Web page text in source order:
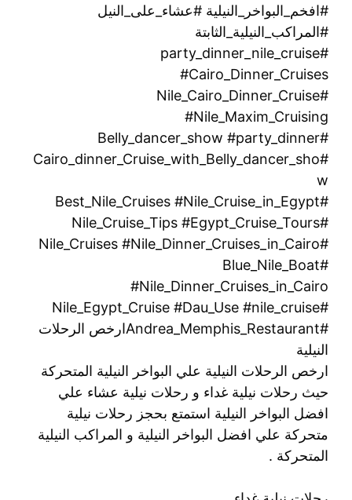
#افخم_البواخر_النيلية #عشاء_على_النيل
#المراكب_النيلية_الثابتة
#party_dinner_nile_cruise
#Cairo_Dinner_Cruises
#Nile_Cairo_Dinner_Cruise
#Nile_Maxim_Cruising
#Belly_dancer_show #party_dinner
#Cairo_dinner_Cruise_with_Belly_dancer_sho
w
#Best_Nile_Cruises #Nile_Cruise_in_Egypt
#Nile_Cruise_Tips #Egypt_Cruise_Tours
#Nile_Cruises #Nile_Dinner_Cruises_in_Cairo
#Blue_Nile_Boat
#Nile_Dinner_Cruises_in_Cairo
#Nile_Egypt_Cruise #Dau_Use #nile_cruise
#Andrea_Memphis_Restaurantارخص الرحلات
النيلية
ارخص الرحلات النيلية علي البواخر النيلية المتحركة
حيث رحلات نيلية غداء و رحلات نيلية عشاء علي
افضل البواخر النيلية استمتع بحجز رحلات نيلية
متحركة علي افضل البواخر النيلية و المراكب النيلية
المتحركة .